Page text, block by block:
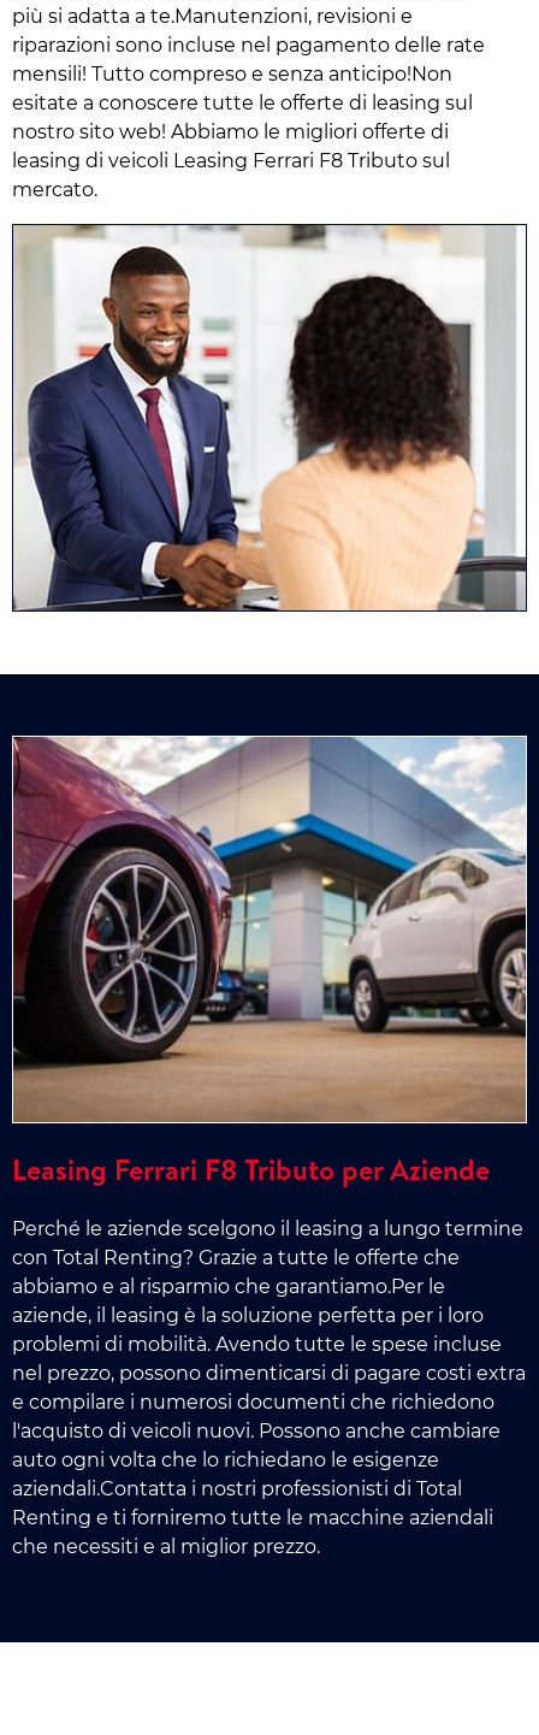
più si adatta a te.Manutenzioni, revisioni e
riparazioni sono incluse nel pagamento delle rate
mensili! Tutto compreso e senza anticipo!Non
esitate a conoscere tutte le offerte di leasing sul
nostro sito web! Abbiamo le migliori offerte di
leasing di veicoli Leasing Ferrari F8 Tributo sul
mercato.
Leasing Ferrari F8 Tributo per Aziende
Perché le aziende scelgono il leasing a lungo termine
con Total Renting? Grazie a tutte le offerte che
abbiamo e al risparmio che garantiamo.Per le
aziende, il leasing è la soluzione perfetta per i loro
problemi di mobilità. Avendo tutte le spese incluse
nel prezzo, possono dimenticarsi di pagare costi extra
e compilare i numerosi documenti che richiedono
l'acquisto di veicoli nuovi. Possono anche cambiare
auto ogni volta che lo richiedano le esigenze
aziendali.Contatta i nostri professionisti di Total
Renting e ti forniremo tutte le macchine aziendali
che necessiti e al miglior prezzo.